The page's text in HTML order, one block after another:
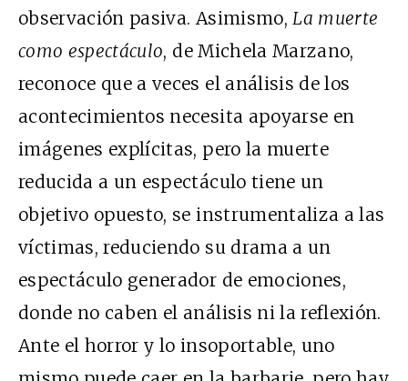
observación pasiva. Asimismo,La muerte
como espectáculo, de Michela Marzano,
reconoce que a veces el análisis de los
acontecimientos necesita apoyarse en
imágenes explícitas, pero la muerte
reducida a un espectáculo tiene un
objetivo opuesto, se instrumentaliza a las
víctimas, reduciendo su drama a un
espectáculo generador de emociones,
donde no caben el análisis ni la reflexión.
Ante el horror y lo insoportable, uno